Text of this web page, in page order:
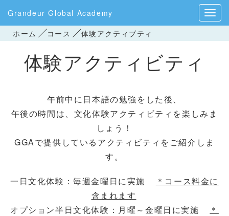
Grandeur Global Academy
ホーム
コース 体験アクティブティ
体験アクティビティ
午前中に日本語の勉強をした後、
午後の時間は、文化体験アクティビティを楽しみま
しょう！
GGAで提供しているアクティビティをご紹介しま
す。
一日文化体験：毎週金曜日に実施
＊コース料金に
含まれます
オプション半日文化体験：月曜～金曜日に実施
＊